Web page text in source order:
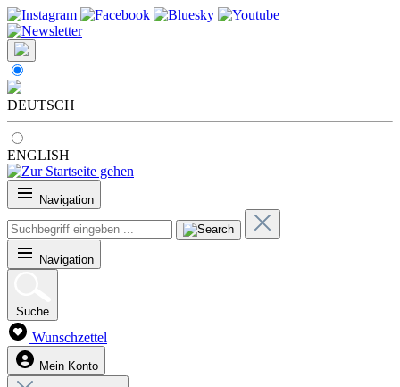
DEUTSCH
ENGLISH
Navigation
Navigation
Suche
Wunschzettel
Mein Konto